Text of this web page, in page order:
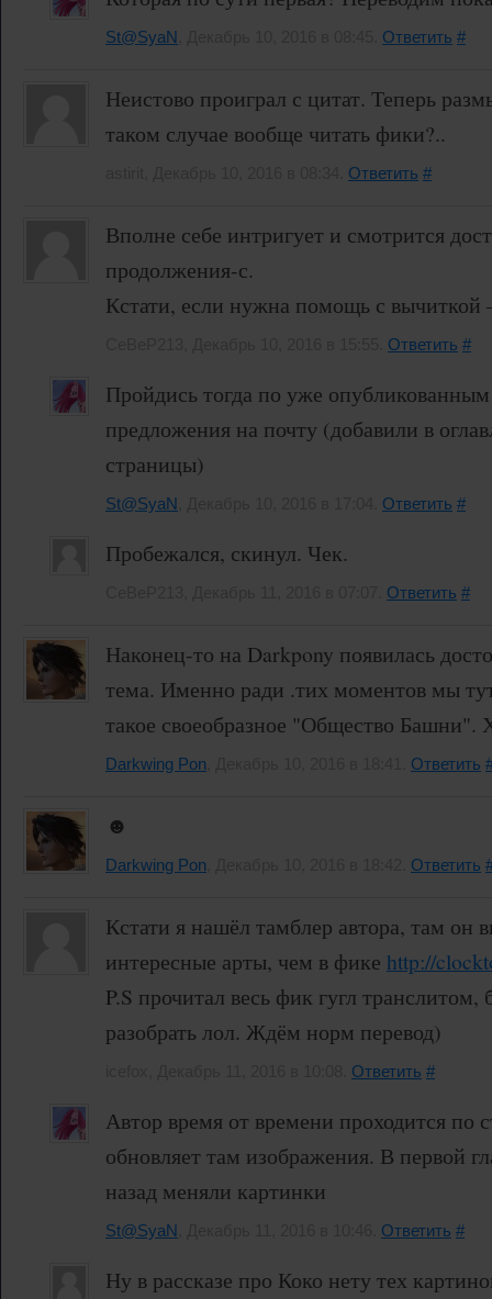
St@SyaN Ответить #
Неистово проиграл с цитат. Теперь
таком случае вообще читать фики?..
Ответить #
Вполне себе интригует и смотрится
продолжения-с.
Кстати, если нужна помощь с
Ответить #
Пройдись тогда по уже
предложения на почту (добавили в
страницы)
St@SyaN Ответить #
Пробежался, скинул. Чек.
Ответить #
Наконец-то на Darkpony появилась
тема. Именно ради .тих моментов мы
такое своеобразное "Общество Башни".
Darkwing Pon Ответить
☻
Darkwing Pon Ответить
Кстати я нашёл тамблер автора, там он
интересные арты, чем в фике http://
P.S прочитал весь фик гугл
разобрать лол. Ждём норм перевод)
Ответить #
Автор время от времени проходится по
обновляет там изображения. В первой
назад меняли картинки
St@SyaN Ответить #
Ну в рассказе про Коко нету тех